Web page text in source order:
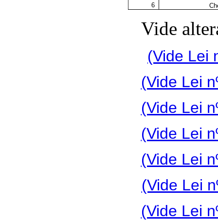
6
Vide
(Vide Lei
(Vide Lei
(Vide Lei
(Vide Lei
(Vide Lei
(Vide Lei
(Vide Lei